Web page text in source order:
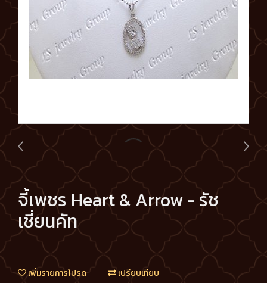
จี้เพชร Heart & Arrow - รัช
เชี่ยนคัท
เพิ่มรายการโปรด เปรียบเทียบ